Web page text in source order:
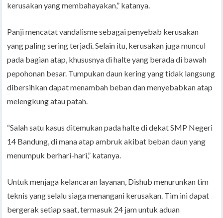
kerusakan yang membahayakan,” katanya.
Panji mencatat vandalisme sebagai penyebab kerusakan
yang paling sering terjadi. Selain itu, kerusakan juga muncul
pada bagian atap, khususnya di halte yang berada di bawah
pepohonan besar. Tumpukan daun kering yang tidak langsung
dibersihkan dapat menambah beban dan menyebabkan atap
melengkung atau patah.
“Salah satu kasus ditemukan pada halte di dekat SMP Negeri
14 Bandung, di mana atap ambruk akibat beban daun yang
menumpuk berhari-hari,” katanya.
Untuk menjaga kelancaran layanan, Dishub menurunkan tim
teknis yang selalu siaga menangani kerusakan. Tim ini dapat
bergerak setiap saat, termasuk 24 jam untuk aduan